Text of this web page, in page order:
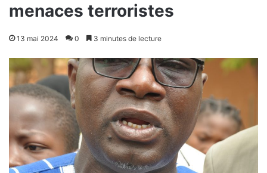
menaces terroristes
13 mai 2024 0 3 minutes de lecture